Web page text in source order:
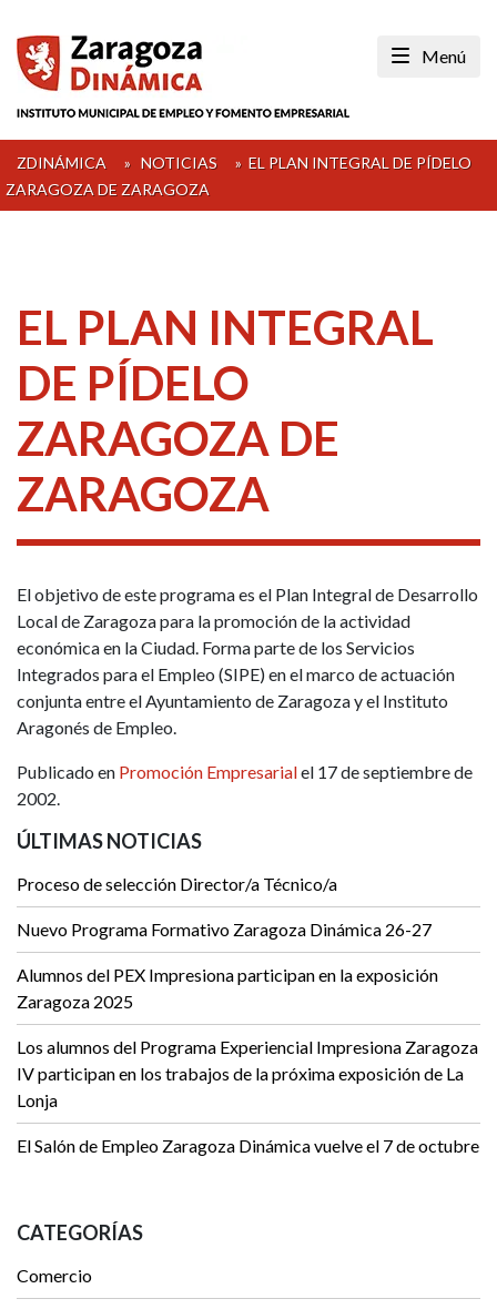
content
Menú
ZDINÁMICA » NOTICIAS » EL PLAN INTEGRAL DE PÍDELO
ZARAGOZA DE ZARAGOZA
EL PLAN INTEGRAL
DE PÍDELO
ZARAGOZA DE
ZARAGOZA
El objetivo de este programa es el Plan Integral de Desarrollo
Local de Zaragoza para la promoción de la actividad
económica en la Ciudad. Forma parte de los Servicios
Integrados para el Empleo (SIPE) en el marco de actuación
conjunta entre el Ayuntamiento de Zaragoza y el Instituto
Aragonés de Empleo.
Publicado en Promoción Empresarialel 17 de septiembre de
2002.
ÚLTIMAS NOTICIAS
Proceso de selección Director/a Técnico/a
Nuevo Programa Formativo Zaragoza Dinámica 26-27
Alumnos del PEX Impresiona participan en la exposición
Zaragoza 2025
Los alumnos del Programa Experiencial Impresiona Zaragoza
IV participan en los trabajos de la próxima exposición de La
Lonja
El Salón de Empleo Zaragoza Dinámica vuelve el 7 de octubre
CATEGORÍAS
Comercio